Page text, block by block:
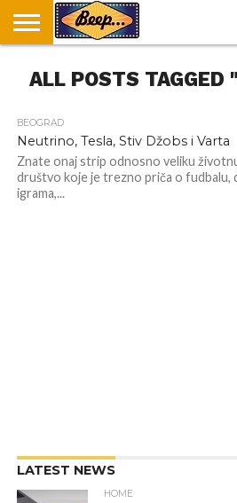
DORUČAK
U
SVAKODNEVICA
ENTERTAINMENT
LOKACIJE
ZA
HRANA I
RECEPTI
NEPUSACKI
LOKALI
ALL POSTS TAGGED
BEOGRAD
Neutrino, Tesla, Stiv Džobs i Varta
Znate onaj strip odnosno veliku
društvo koje je trezno priča o fudbalu,
igrama,...
LATEST NEWS
HOME